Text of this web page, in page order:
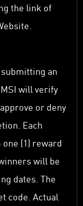
the link of
an
will verify
or deny
Each
(1) reward
will be
dates. The
code. Actual